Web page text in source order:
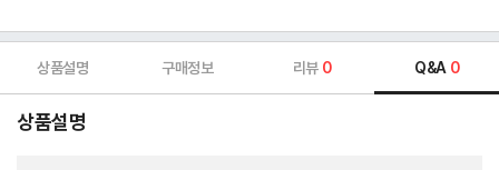
상품설명 구매정보 리뷰 0 Q&A 0
상품설명